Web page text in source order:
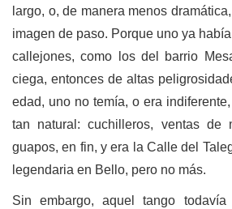
largo, o, de manera menos
imagen de paso. Porque uno ya
callejones, como los del barrio
ciega, entonces de altas
edad, uno no temía, o era
tan natural: cuchilleros, ventas de
guapos, en fin, y era la Calle del
legendaria en Bello, pero no más.
Sin embargo, aquel tango